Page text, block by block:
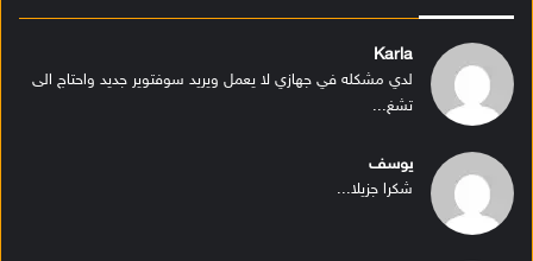
Karla
لدي مشكله في جهازي لا يعمل ويريد سوفتوير جديد واحتاج الى
تشغ...
يوسف
شكرا جزيلا...